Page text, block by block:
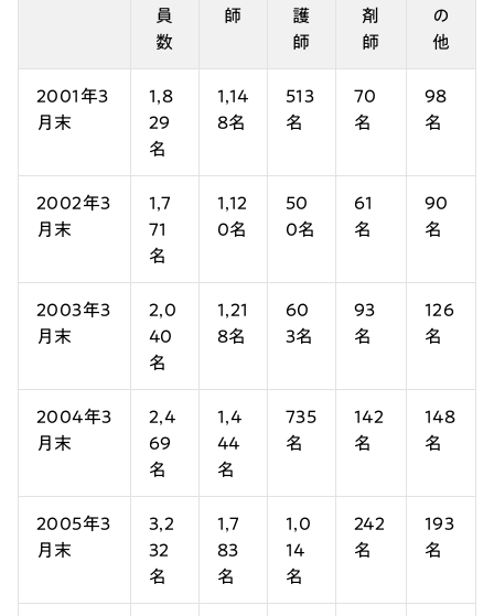
員
数
師
護
師
剤
師
の
他
2001年3
月末
1,8
29
名
1,14
8名
513
名
70
名
98
名
2002年3
月末
1,7
71
名
1,12
0名
50
0名
61
名
90
名
2003年3
月末
2,0
40
名
1,21
8名
60
3名
93
名
126
名
2004年3
月末
2,4
69
名
1,4
44
名
735
名
142
名
148
名
2005年3
月末
3,2
32
名
1,7
83
名
1,0
14
名
242
名
193
名